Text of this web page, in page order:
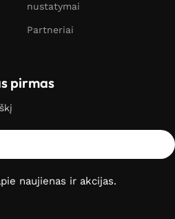
nustatymai
Partneriai
pirmas
naujienas ir akcijas.